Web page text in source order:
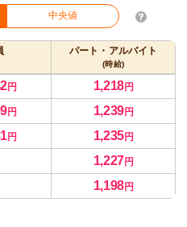
中央値
パート・アルバイト
(時給)
円 1,218円
円 1,239円
円 1,235円
1,227円
1,198円